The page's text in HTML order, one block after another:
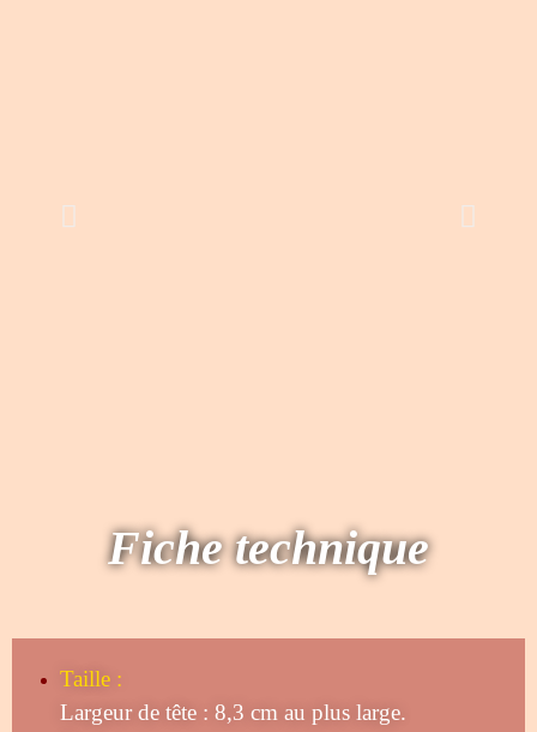
Fiche technique
Taille :
Largeur de tête : 8,3 cm au plus large.